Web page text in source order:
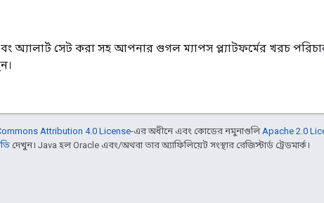
অ্যালার্ট সেট করা সহ আপনার গুগল ম্যাপস প্ল্যাটফর্মের খরচ
Attribution 4.0 License-এর অধীনে এবং কোডের নমুনাগুলি Apache 2.0
দেখুন। Java হল Oracle এবং/অথবা তার অ্যাফিলিয়েট সংস্থার রেজিস্টার্ড ট্রেডমার্ক।